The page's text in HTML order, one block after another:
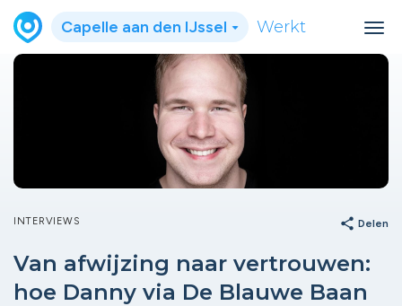
Capelle aan den IJssel Werkt
INTERVIEWS share Delen
Van afwijzing naar vertrouwen:
hoe Danny via De Blauwe Baan